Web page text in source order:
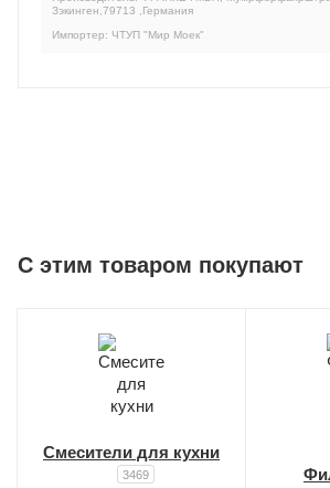
Зэкинген,79713 ,Германия
Импортер: ЧТУП "Мир Моек"
C этим товаром покупают
Смесители для кухни
3469